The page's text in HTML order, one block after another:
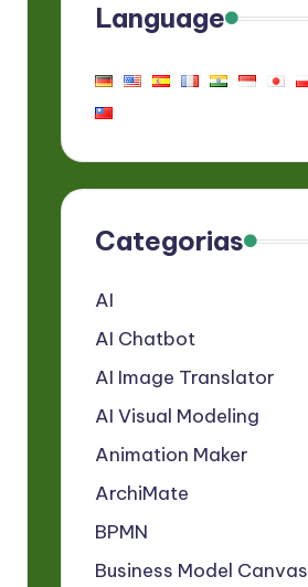
Language
Categorias
AI
AI Chatbot
AI Image Translator
AI Visual Modeling
Animation Maker
ArchiMate
BPMN
Business Model Canvas